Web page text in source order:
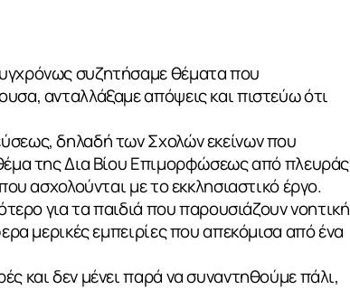
συζητήσαμε θέματα που
ανταλλάξαμε απόψεις και πιστεύω ότι
δηλαδή των Σχολών εκείνων που
της Δια Βίου Επιμορφώσεως από πλευράς
ασχολούνται με το εκκλησιαστικό έργο.
για τα παιδιά που παρουσιάζουν νοητική
μερικές εμπειρίες που απεκόμισα από ένα
και δεν μένει παρά να συναντηθούμε πάλι,